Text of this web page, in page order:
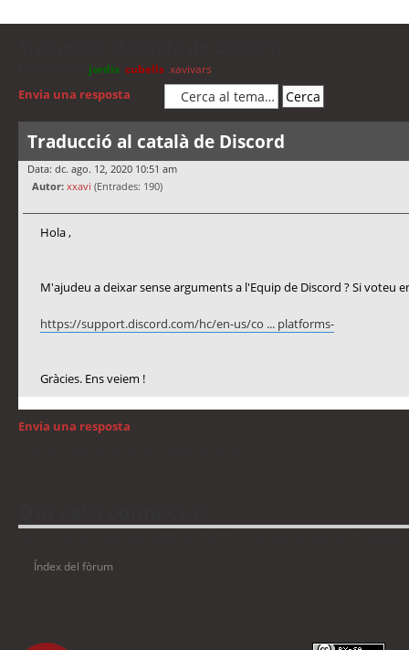
jordis cubells xavivars
Envia una resposta
Traducció al català de Discord
Data: dc. ago. 12, 2020 10:51 am
Autor: xxavi (Entrades: 190)
Hola ,
M'ajudeu a deixar sense arguments a l'Equip de Discord ? Si voteu
https://support.discord.com/hc/en-us/co ... platforms-
Gràcies. Ens veiem !
Envia una resposta
Índex del fòrum